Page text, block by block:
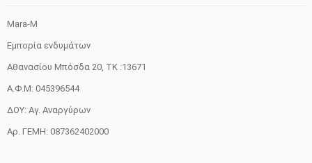
Mara-M
Εμπορία ενδυμάτων
Αθανασίου Μπόσδα 20, ΤΚ :13671
Α.Φ.Μ: 045396544
ΔΟΥ: Αγ. Αναργύρων
Αρ. ΓΕΜΗ: 087362402000